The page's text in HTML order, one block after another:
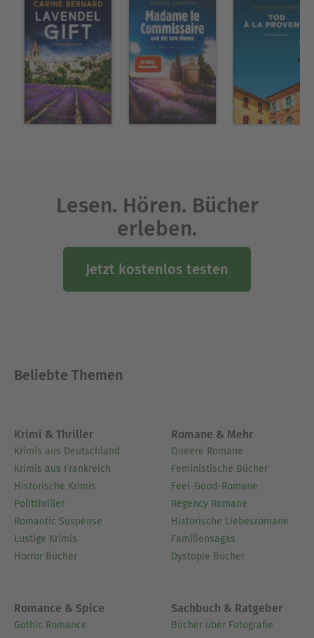
Lesen. Hören. Bücher
erleben.
Jetzt kostenlos testen
Beliebte Themen
Krimi & Thriller
Krimis aus Deutschland
Krimis aus Frankreich
Historische Krimis
Politthriller
Romantic Suspense
Lustige Krimis
Horror Bücher
Romane & Mehr
Queere Romane
Feministische Bücher
Feel-Good-Romane
Regency Romane
Historische Liebesromane
Familiensagas
Dystopie Bücher
Romance & Spice
Gothic Romance
Sachbuch & Ratgeber
Bücher über Fotografie